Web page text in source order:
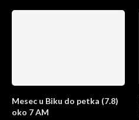
Mesec u Biku do petka (7.8)
oko 7 AM